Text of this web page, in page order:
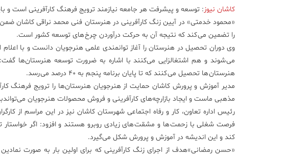
کاشان نیوز : توسعه و پیشرفت هر جامعه نیازمند ترویج فرهنگ کارآفرینی است
«محمود خدمتی» در آیین زنگ کارآفرینی در هنرستان فنی محمد نراقی کاشان
را تضمین می‌ کند که نتیجه آن به حرکت درآوردن چرخ های توسعه کشور است.
وی دوران تحصیل در هنرستان را آغاز توانمندی علمی هنرجویان دانست و با
هنرستان ‌ها تحصیل می‌ کنند که تا پایان برنامه پنجم به ۴۰ درصد می‌ رسد.
مدیر آموزش و پرورش کاشان حمایت از هنرجویان هنرستان‌ها را ترویج فرهنگ
مذهبی ماست و ایجاد بازارچه‌های کارآفرینی و فروش محصولات هنرجویان
رئیس اداره تعاون، کار و رفاه اجتماعی شهرستان کاشان نیز در این مراسم از
فرصت شغلی با زحمت ‌ها و مشقت های زیادی روبرو هستند و افزود: اگر خواستار
کند و این اندیشه در آموزش و پرورش شکل می‌گیرد.
«حسن رمضانی»هدف از اجرای زنگ کارآفرینی که برای اولین بار به صورت